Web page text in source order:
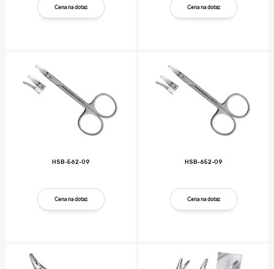
Cena na dotaz Cena na dotaz
HSB-562-09
Cena na dotaz
HSB-652-09
Cena na dotaz